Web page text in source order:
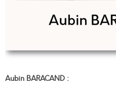
Aubin BARACAND :